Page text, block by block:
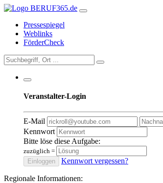
Pressespiegel
Weblinks
FörderCheck
Veranstalter-Login
E-Mail
Kennwort
Bitte löse diese Aufgabe:
zuzüglich =
Einloggen
Kennwort vergessen?
Regionale Informationen: